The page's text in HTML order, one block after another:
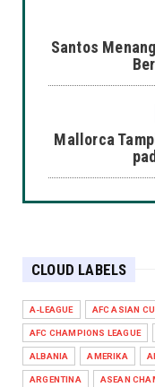
Santos
Mallorca
Manchester
3-1
CLOUD LABELS
A-LEAGUE AFC ASIAN
AFC CHAMPIONS LEAGUE
ALBANIA AMERIKA
ARGENTINA ASEAN